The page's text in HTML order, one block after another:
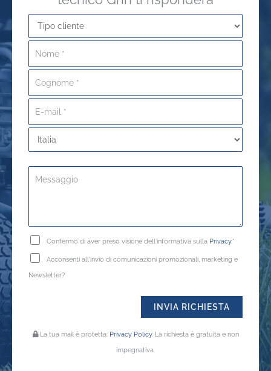
Confermo di aver preso visione dell'informativa sulla Privacy.*
Acconsenti all'invio di comunicazioni promozionali, marketing e
Newsletter?
La tua mail è protetta: Privacy Policy. La richiesta è gratuita e non
impegnativa.